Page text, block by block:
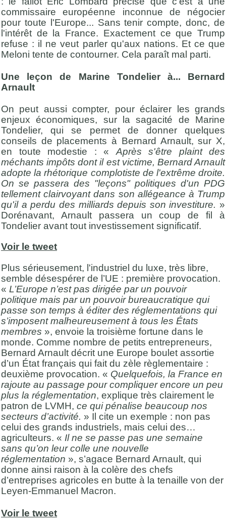
commissaire européenne inconnue de négocier
pour toute l'Europe... Sans tenir compte, donc, de
l'intérêt de la France. Exactement ce que Trump
refuse : il ne veut parler qu'aux nations. Et ce que
Meloni tente de contourner. Cela paraît mal parti.
Une leçon de Marine Tondelier à... Bernard
Arnault
On peut aussi compter, pour éclairer les grands
enjeux économiques, sur la sagacité de Marine
Tondelier, qui se permet de donner quelques
conseils de placements à Bernard Arnault, sur X,
en toute modestie : « Après s'être plaint des
méchants impôts dont il est victime, Bernard Arnault
adopte la rhétorique complotiste de l'extrême droite.
On se passera des "leçons" politiques d'un PDG
tellement clairvoyant dans son allégeance à Trump
qu'il a perdu des milliards depuis son investiture. »
Dorénavant, Arnault passera un coup de fil à
Tondelier avant tout investissement significatif.
Voir le tweet
Plus sérieusement, l'industriel du luxe, très libre,
semble désespérer de l’UE : première provocation.
« L’Europe n’est pas dirigée par un pouvoir
politique mais par un pouvoir bureaucratique qui
passe son temps à éditer des réglementations qui
s’imposent malheureusement à tous les États
membres », envoie la troisième fortune dans le
monde. Comme nombre de petits entrepreneurs,
Bernard Arnault décrit une Europe boulet assortie
d’un État français qui fait du zèle règlementaire :
deuxième provocation. « Quelquefois, la France en
rajoute au passage pour compliquer encore un peu
plus la réglementation, explique très clairement le
patron de LVMH, ce qui pénalise beaucoup nos
secteurs d’activité. » Il cite un exemple : non pas
celui des grands industriels, mais celui des…
agriculteurs. « Il ne se passe pas une semaine
sans qu’on leur colle une nouvelle
réglementation », s’agace Bernard Arnault, qui
donne ainsi raison à la colère des chefs
d’entreprises agricoles en butte à la tenaille von der
Leyen-Emmanuel Macron.
Voir le tweet